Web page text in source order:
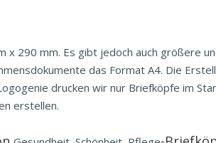
290 mm. Es gibt jedoch auch größere
das Format A4. Die
drucken wir nur Briefköpfe im
erstellen.